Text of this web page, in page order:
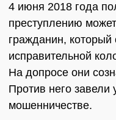
4 июня 2018 года
преступлению
гражданин, который
исправительной
На допросе они
Против него завели
мошенничестве.